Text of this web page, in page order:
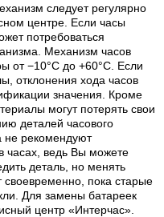
следует регулярно
центре. Если часы
потребоваться
Механизм часов
от −10°C до +60°C. Если
отклонения хода часов
значения. Кроме
могут потерять свои
деталей часового
не рекомендуют
часах, ведь Вы можете
деталь, но менять
своевременно, пока старые
Для замены батареек
центр «Интерчас».